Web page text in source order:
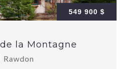
549 900 $
la Montagne
Rawdon